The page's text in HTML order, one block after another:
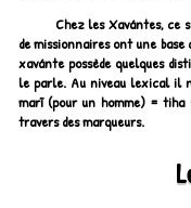
Chez les Xavántes, ce
de missionnaires ont une
xavánte possède quelques
le parle. Au niveau lexical il
marĩ (pour un homme) =
travers des marqueurs.